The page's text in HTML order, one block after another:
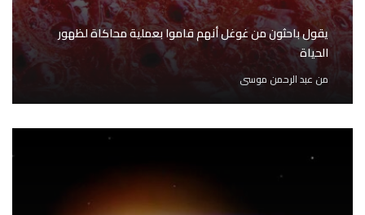
يقول باحثون من غوغل أنهم قاموا بعملية محاكاة لظهور
الحياة
من عبد الرحمن موسى